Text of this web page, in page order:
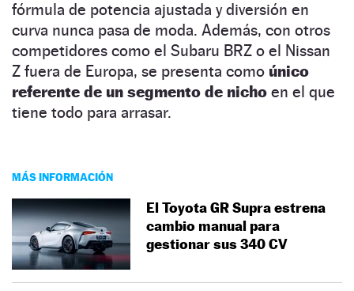
fórmula de potencia ajustada y diversión en
curva nunca pasa de moda. Además, con otros
competidores como el Subaru BRZ o el Nissan
Z fuera de Europa, se presenta como único
referente de un segmento de nicho en el que
tiene todo para arrasar.
MÁS INFORMACIÓN
El Toyota GR Supra estrena
cambio manual para
gestionar sus 340 CV